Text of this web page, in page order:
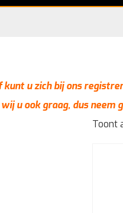
u zich bij ons
u ook graag, dus neem
Toont